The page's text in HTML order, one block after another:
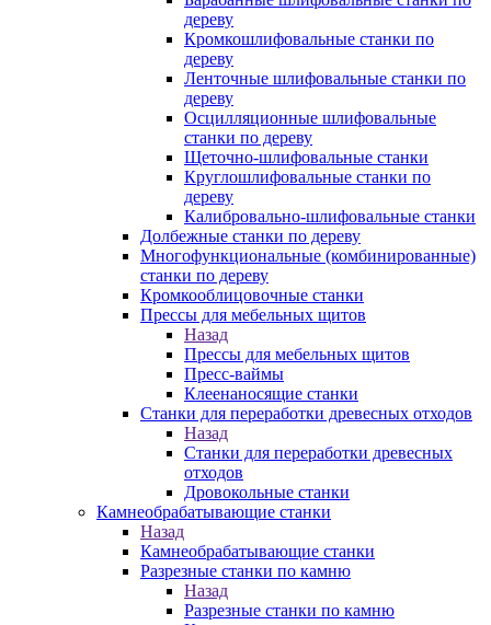
дереву
Кромкошлифовальные станки по
дереву
Ленточные шлифовальные станки по
дереву
Осцилляционные шлифовальные
станки по дереву
Щеточно-шлифовальные станки
Круглошлифовальные станки по
дереву
Калибровально-шлифовальные станки
Долбежные станки по дереву
Многофункциональные (комбинированные)
станки по дереву
Кромкооблицовочные станки
Прессы для мебельных щитов
Назад
Прессы для мебельных щитов
Пресс-ваймы
Клеенаносящие станки
Станки для переработки древесных отходов
Назад
Станки для переработки древесных
отходов
Дровокольные станки
Камнеобрабатывающие станки
Назад
Камнеобрабатывающие станки
Разрезные станки по камню
Назад
Разрезные станки по камню